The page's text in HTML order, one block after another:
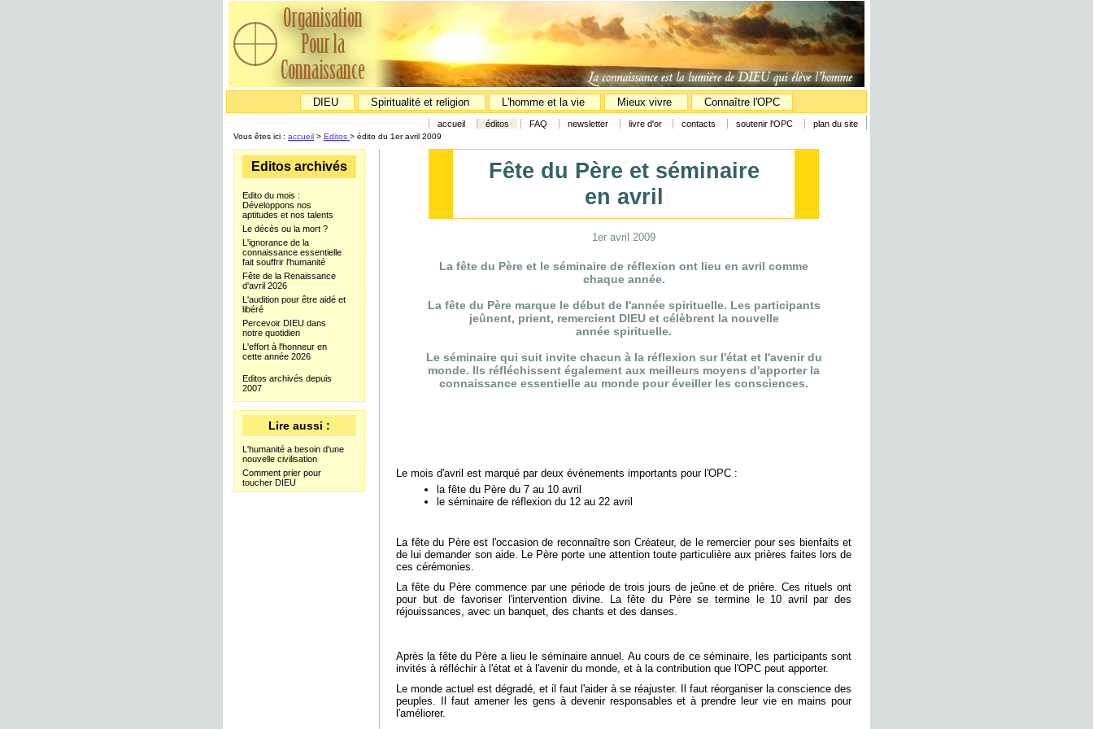
DIEU Spiritualité et religion L'homme et la vie Mieux vivre Connaître l'OPC
accueil éditos FAQ newsletter livre d'or contacts soutenir l'OPC plan du site
Vous êtes ici : accueil > Editos > édito du 1er avril 2009
Fête du Père et séminaire
en avril
1er avril 2009
La fête du Père et le séminaire de réflexion ont lieu en avril comme
chaque année.
La fête du Père marque le début de l'année spirituelle. Les participants
jeûnent, prient, remercient DIEU et célèbrent la nouvelle
année spirituelle.
Le séminaire qui suit invite chacun à la réflexion sur l'état et l'avenir du
monde. Ils réfléchissent également aux meilleurs moyens d'apporter la
connaissance essentielle au monde pour éveiller les consciences.
Le mois d'avril est marqué par deux évènements importants pour l'OPC :
la fête du Père du 7 au 10 avril
le séminaire de réflexion du 12 au 22 avril
La fête du Père est l'occasion de reconnaître son Créateur, de le remercier pour ses bienfaits et
de lui demander son aide. Le Père porte une attention toute particulière aux prières faites lors de
ces cérémonies.
La fête du Père commence par une période de trois jours de jeûne et de prière. Ces rituels ont
pour but de favoriser l'intervention divine. La fête du Père se termine le 10 avril par des
réjouissances, avec un banquet, des chants et des danses.
Après la fête du Père a lieu le séminaire annuel. Au cours de ce séminaire, les participants sont
invités à réfléchir à l'état et à l'avenir du monde, et à la contribution que l'OPC peut apporter.
Le monde actuel est dégradé, et il faut l'aider à se réajuster. Il faut réorganiser la conscience des
peuples. Il faut amener les gens à devenir responsables et à prendre leur vie en mains pour
l'améliorer.
Editos archivés
Edito du mois :
Développons nos
aptitudes et nos talents
Le décès ou la mort ?
L'ignorance de la
connaissance essentielle
fait souffrir l'humanité
Fête de la Renaissance
d'avril 2026
L'audition pour être aidé et
libéré
Percevoir DIEU dans
notre quotidien
L'effort à l'honneur en
cette année 2026
Editos archivés depuis
2007
Lire aussi :
L'humanité a besoin d'une
nouvelle civilisation
Comment prier pour
toucher DIEU